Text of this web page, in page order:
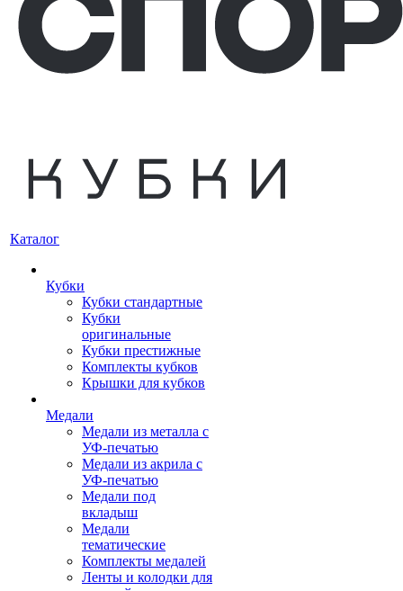
Каталог
Кубки
Кубки стандартные
Кубки
оригинальные
Кубки престижные
Комплекты кубков
Крышки для кубков
Медали
Медали из металла с
УФ-печатью
Медали из акрила с
УФ-печатью
Медали под
вкладыш
Медали
тематические
Комплекты медалей
Ленты и колодки для